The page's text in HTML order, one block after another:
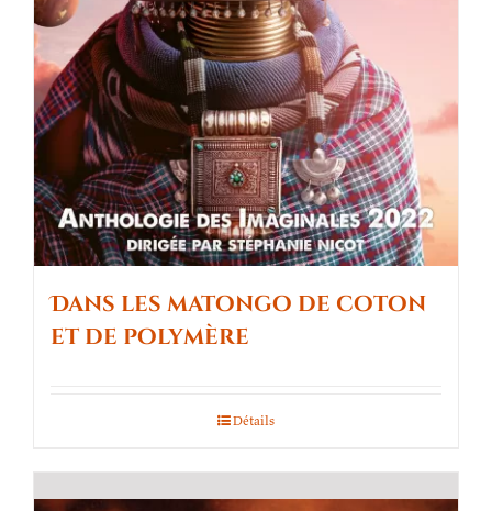
Dans les matongo de coton
et de polymère
Détails